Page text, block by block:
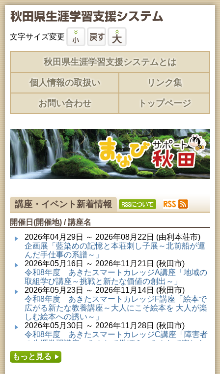
文字サイズ変更
秋田県生涯学習支援システムとは
個人情報の取扱い リンク集
お問い合わせ トップページ
講座・イベント新着情報
開催日(開催地) / 講座名
2026年04月29日 ～ 2026年08月22日 (由利本荘市)
企画展「藍染めの記憶と本荘刺し子展～北前船が運
んだ手仕事の系譜～」
2026年05月16日 ～ 2026年11月21日 (秋田市)
令和8年度 あきたスマートカレッジA講座「地域の
取組学び講座～挑戦と新たな価値の創出～」
2026年05月23日 ～ 2026年11月14日 (秋田市)
令和8年度 あきたスマートカレッジF講座「絵本で
広がる新たな教養講座～大人にこそ絵本を 大人が楽
しむ絵本への誘い～」
2026年05月30日 ～ 2026年11月28日 (秋田市)
令和8年度 あきたスマートカレッジC講座「障害者
の生涯学習講座～みんなで学ぼう、みんなで楽しも
う～」
2026年06月02日 ～ 2026年11月30日 (秋田市)
もっと見る